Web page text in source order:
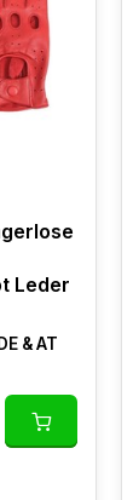
Leder
& AT